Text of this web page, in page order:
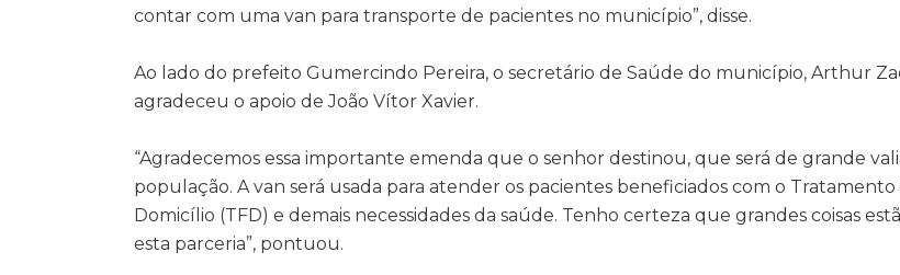
contar com uma van para transporte de pacientes no município”, disse.
Ao lado do prefeito Gumercindo Pereira, o secretário de Saúde do município, Arthur
agradeceu o apoio de João Vítor Xavier.
“Agradecemos essa importante emenda que o senhor destinou, que será de grande
população. A van será usada para atender os pacientes beneficiados com o Tratamento
Domicílio (TFD) e demais necessidades da saúde. Tenho certeza que grandes coisas
esta parceria”, pontuou.